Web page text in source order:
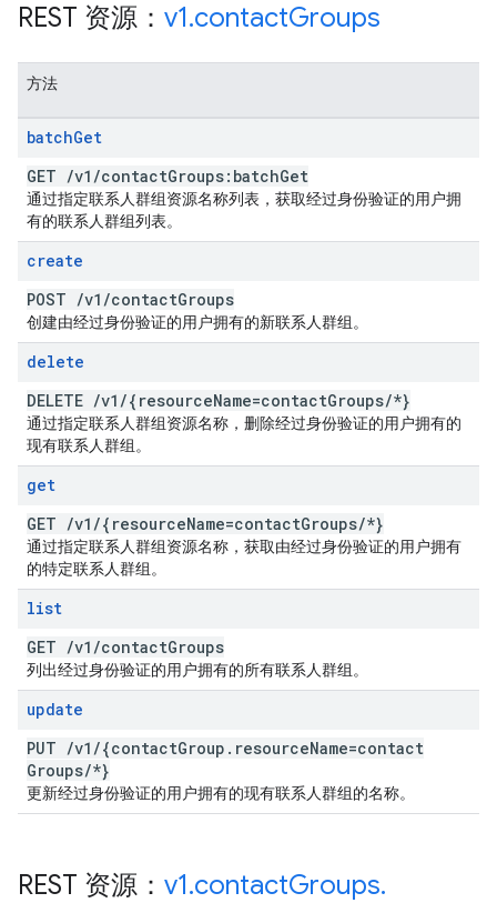
REST 资源： v1.contactGroups
方法
batchGet
GET /v1 /contactGroups:batchGet
通过指定联系人群组资源名称列表，获取经过身份验证的用户拥
有的联系人群组列表。
create
POST /v1 /contactGroups
创建由经过身份验证的用户拥有的新联系人群组。
delete
DELETE /v1 /{resourceName=contactGroups/*}
通过指定联系人群组资源名称，删除经过身份验证的用户拥有的
现有联系人群组。
get
GET /v1 /{resourceName=contactGroups/*}
通过指定联系人群组资源名称，获取由经过身份验证的用户拥有
的特定联系人群组。
list
GET /v1 /contactGroups
列出经过身份验证的用户拥有的所有联系人群组。
update
PUT /v1 /{contactGroup . resourceName=contact
Groups/*}
更新经过身份验证的用户拥有的现有联系人群组的名称。
REST 资源： v1.contactGroups.